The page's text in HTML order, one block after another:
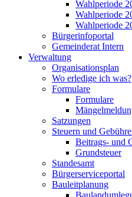
Wahlperiode
Wahlperiode
Wahlperiode
Bürgerinfoportal
Gemeinderat Intern
Verwaltung
Organisationsplan
Wo erledige ich was?
Formulare
Formulare
Satzungen
Steuern und
Beitrags- und
Grundsteuer
Standesamt
Bürgerserviceportal
Bauleitplanung